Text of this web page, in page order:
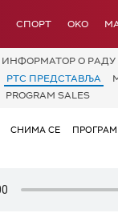
СПОРТ OKO
ИНФОРМАТОР О РАДУ
РТС ПРЕДСТАВЉА
PROGRAM SALES
СНИМА СЕ